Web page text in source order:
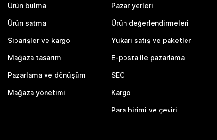
Ürün bulma
Ürün satma
Siparişler ve kargo
Mağaza tasarımı
Pazarlama ve dönüşüm
Mağaza yönetimi
Pazar yerleri
Ürün değerlendirmeleri
Yukarı satış ve paketler
E-posta ile pazarlama
SEO
Kargo
Para birimi ve çeviri